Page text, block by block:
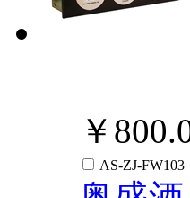
￥
AS-ZJ-FW103